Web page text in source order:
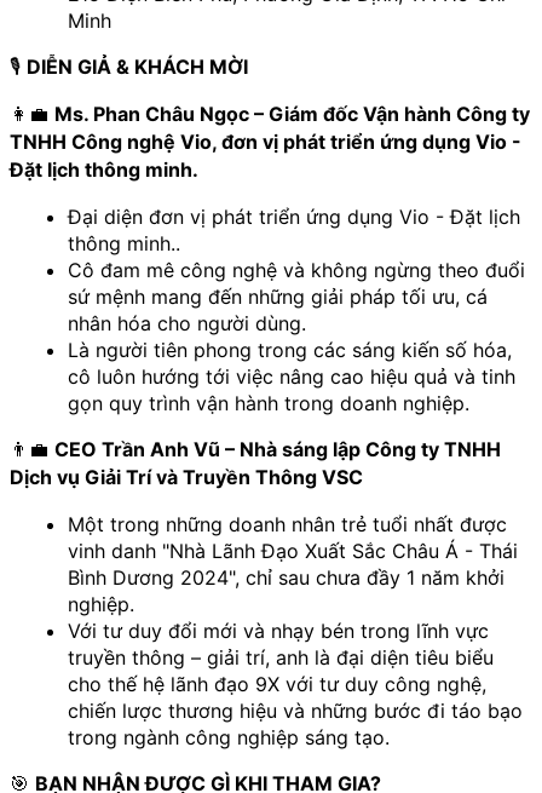
Minh
🎙 DIỄN GIẢ & KHÁCH MỜI
👩‍💼 Ms. Phan Châu Ngọc – Giám đốc Vận hành Công ty
TNHH Công nghệ Vio, đơn vị phát triển ứng dụng Vio -
Đặt lịch thông minh.
Đại diện đơn vị phát triển ứng dụng Vio - Đặt lịch
thông minh..
Cô đam mê công nghệ và không ngừng theo đuổi
sứ mệnh mang đến những giải pháp tối ưu, cá
nhân hóa cho người dùng.
Là người tiên phong trong các sáng kiến số hóa,
cô luôn hướng tới việc nâng cao hiệu quả và tinh
gọn quy trình vận hành trong doanh nghiệp.
👨‍💼 CEO Trần Anh Vũ – Nhà sáng lập Công ty TNHH
Dịch vụ Giải Trí và Truyền Thông VSC
Một trong những doanh nhân trẻ tuổi nhất được
vinh danh "Nhà Lãnh Đạo Xuất Sắc Châu Á - Thái
Bình Dương 2024", chỉ sau chưa đầy 1 năm khởi
nghiệp.
Với tư duy đổi mới và nhạy bén trong lĩnh vực
truyền thông – giải trí, anh là đại diện tiêu biểu
cho thế hệ lãnh đạo 9X với tư duy công nghệ,
chiến lược thương hiệu và những bước đi táo bạo
trong ngành công nghiệp sáng tạo.
🎯 BẠN NHẬN ĐƯỢC GÌ KHI THAM GIA?